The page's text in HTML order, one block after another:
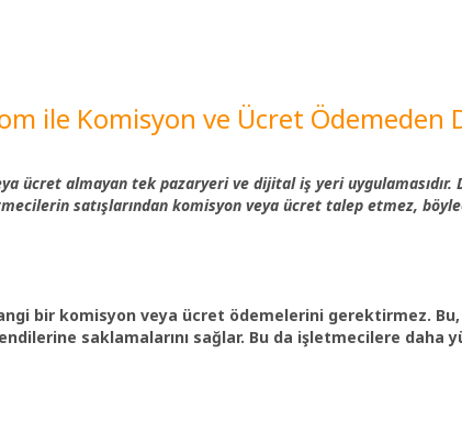
ile Komisyon ve Ücret Ödemeden
ücret almayan tek pazaryeri ve dijital iş yeri uygulamasıdır.
satışlarından komisyon veya ücret talep etmez,
bir komisyon veya ücret ödemelerini gerektirmez. Bu,
saklamalarını sağlar. Bu da işletmecilere daha